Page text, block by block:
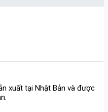
xuất tại Nhật Bản và được